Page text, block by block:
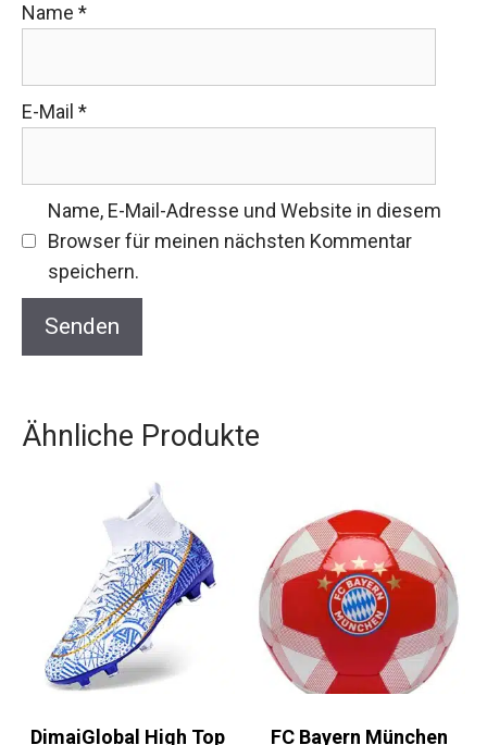
Name *
E-Mail *
Name, E-Mail-Adresse und Website in diesem
Browser für meinen nächsten Kommentar
speichern.
Ähnliche Produkte
DimaiGlobal High Top
FC Bayern München